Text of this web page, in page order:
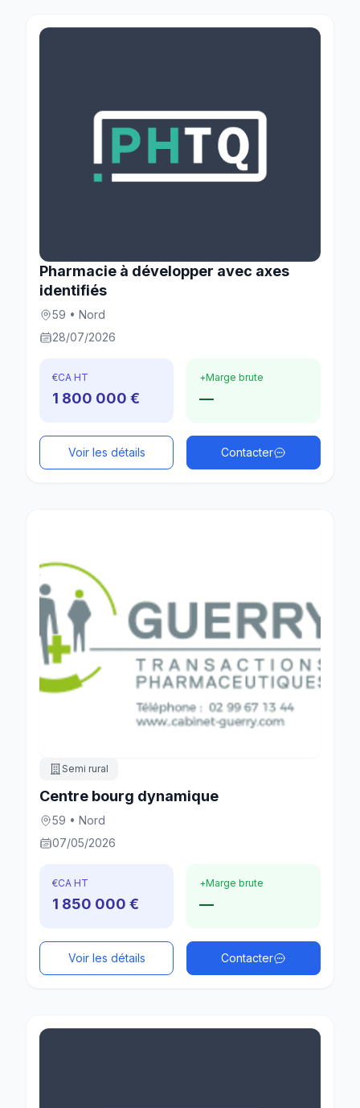
Pharmacie à développer avec axes
identifiés
59 • Nord
28/07/2026
€CA HT
1 800 000 €
+Marge brute
—
Voir les détails Contacter
Semi rural
Centre bourg dynamique
59 • Nord
07/05/2026
€CA HT
1 850 000 €
+Marge brute
—
Voir les détails Contacter